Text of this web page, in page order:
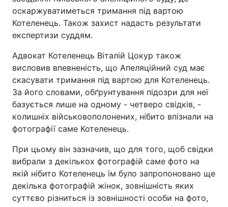
оскаржуватиметься тримання під вартою
Котеленець. Також захист надасть результати
експертизи суддям.
Адвокат Котеленець Віталій Цокур також
висловив впевненість, що Апеляційний суд має
скасувати тримання під вартою для Котеленець.
За його словами, обґрунтування підозри для неї
базується лише на одному - четверо свідків, -
колишніх військовополонених, нібито впізнали на
фотографії саме Котеленець.
При цьому він зазначив, що для того, щоб свідки
вибрали з декількох фотографій саме фото на
якій нібито Котеленець їм було запропоновано ще
декілька фотографій жінок, зовнішність яких
суттєво різниться із зовнішності особи на фото,